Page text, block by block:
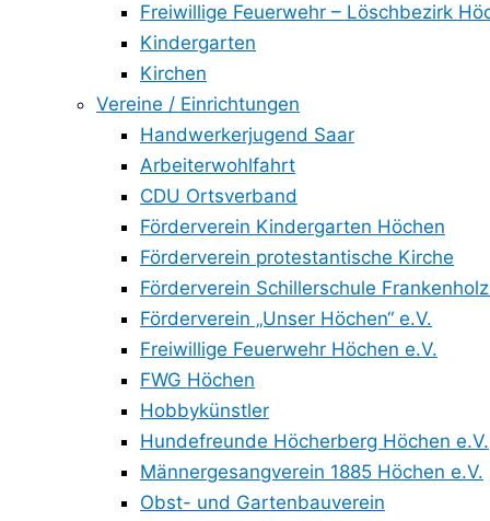
Freiwillige Feuerwehr – Löschbezirk
Kindergarten
Kirchen
Vereine / Einrichtungen
Handwerkerjugend Saar
Arbeiterwohlfahrt
CDU Ortsverband
Förderverein Kindergarten Höchen
Förderverein protestantische Kirche
Förderverein Schillerschule
Förderverein „Unser Höchen“ e.V.
Freiwillige Feuerwehr Höchen e.V.
FWG Höchen
Hobbykünstler
Hundefreunde Höcherberg Höchen e.V.
Männergesangverein 1885 Höchen e.V.
Obst- und Gartenbauverein